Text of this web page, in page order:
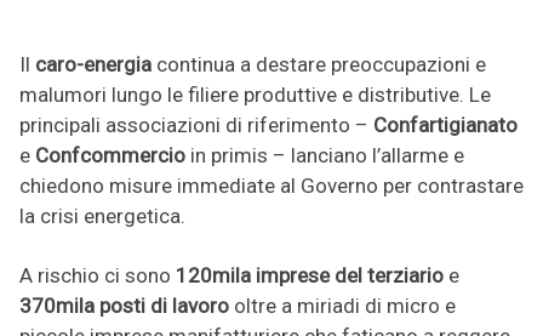
Il caro-energia continua a destare preoccupazioni e
malumori lungo le filiere produttive e distributive. Le
principali associazioni di riferimento – Confartigianato
e Confcommercio in primis – lanciano l’allarme e
chiedono misure immediate al Governo per contrastare
la crisi energetica.
A rischio ci sono 120mila imprese del terziario e
370mila posti di lavoro oltre a miriadi di micro e